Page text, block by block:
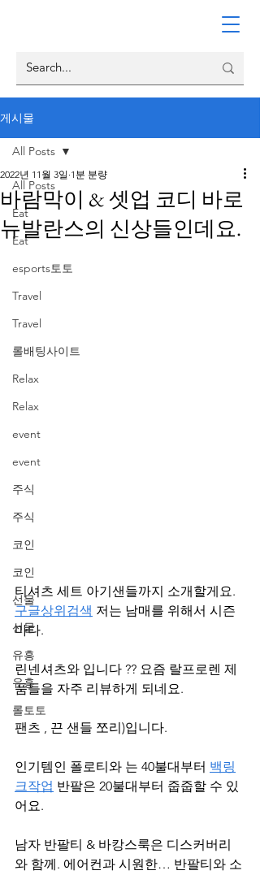
게시물
All Posts
Eat
Eat
esports토토
Travel
Travel
롤배팅사이트
Relax
Relax
event
event
주식
주식
코인
코인
선물
선물
유흥
유흥
롤토토
All Posts
바람막이 & 셋업 코디 바로
뉴발란스의 신상들인데요.
2022년 11월 3일 1분 분량
티셔츠 세트 아기샌들까지 소개할게요.
구글상위검색 저는 남매를 위해서 시즌
마다.
린넨셔츠와 입니다 ?? 요즘 랄프로렌 제
품들을 자주 리뷰하게 되네요.
팬츠 , 끈 샌들 쪼리)입니다.
인기템인 폴로티와 는 40불대부터 백링
크작업 반팔은 20불대부터 줍줍할 수 있
어요.
남자 반팔티 & 바캉스룩은 디스커버리
와 함께. 에어컨과 시원한… 반팔티와 소